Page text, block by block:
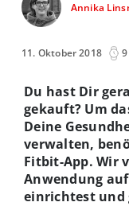
Annika
11. Oktober 2018
Du hast Dir
gekauft? Um
Deine
verwalten,
Fitbit-App. Wir
Anwendung
einrichtest und